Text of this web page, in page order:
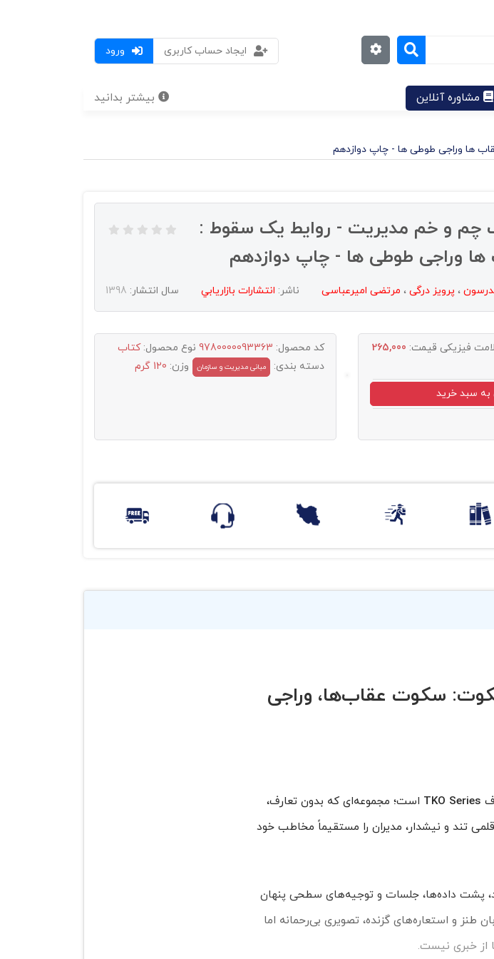
ورود
ایجاد حساب کاربری
مشاوره آنلاین بیشتر بدانید
ها وراجی طوطی ها - چاپ دوازدهم
چم و خم مدیریت - روایط یک سقوط :
وراجی طوطی ها - چاپ دوازدهم
، پرویز درگی ، مرتضی امیرعباسی ناشر: انتشارات بازاريابي سال انتشار: 1398
فیزیکی قیمت: 265,000
به سبد خرید
کد محصول: 9780000093363 نوع محصول:کتاب
دسته بندی:
مبانی مدیریت و سازمان وزن: 120 گرم
سکوت عقاب‌ها، وراجی
TKO Series است؛ مجموعه‌ای که بدون تعارف،
تند و نیشدار، مدیران را مستقیماً مخاطب خود
پشت داده‌ها، جلسات و توجیه‌های سطحی پنهان
و استعاره‌های گزنده، تصویری بی‌رحمانه اما
ازخبری نیست.